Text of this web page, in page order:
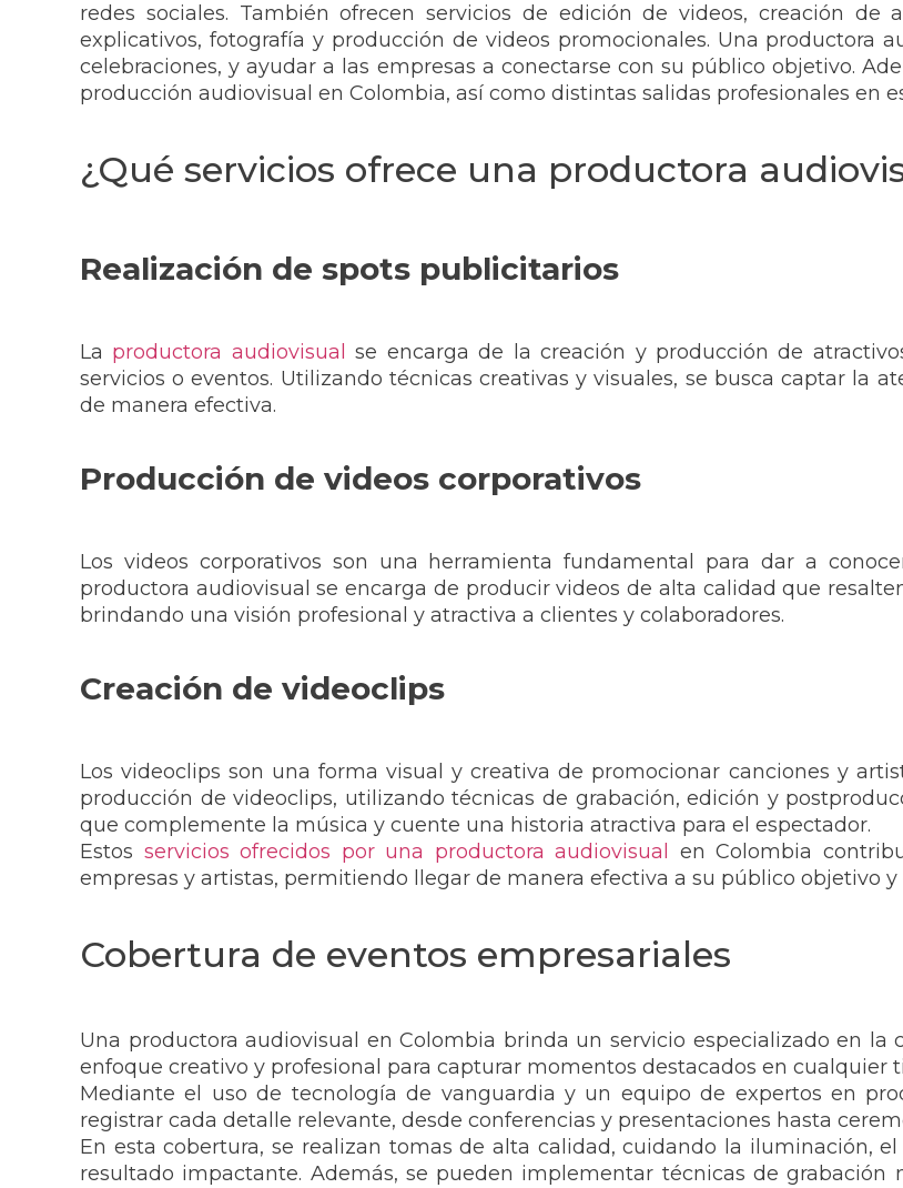
redes sociales. También ofrecen servicios de edición de videos, creación de
explicativos, fotografía y producción de videos promocionales. Una productora
celebraciones, y ayudar a las empresas a conectarse con su público objetivo.
producción audiovisual en Colombia, así como distintas salidas profesionales en
¿Qué servicios ofrece una productora
Realización de spots publicitarios
La productora audiovisual
se encarga de la creación y producción de
servicios o eventos. Utilizando técnicas creativas y visuales, se busca captar la
de manera efectiva.
Producción de videos corporativos
Los videos corporativos son una herramienta fundamental para dar a
productora audiovisual se encarga de producir videos de alta calidad que
brindando una visión profesional y atractiva a clientes y colaboradores.
Creación de videoclips
Los videoclips son una forma visual y creativa de promocionar canciones y
producción de videoclips, utilizando técnicas de grabación, edición y
que complemente la música y cuente una historia atractiva para el espectador.
Estos servicios ofrecidos por una productora audiovisual
en Colombia
empresas y artistas, permitiendo llegar de manera efectiva a su público objetivo
Cobertura de eventos empresariales
Una productora audiovisual en Colombia brinda un servicio especializado en la
enfoque creativo y profesional para capturar momentos destacados en cualquier
Mediante el uso de tecnología de vanguardia y un equipo de expertos en
registrar cada detalle relevante, desde conferencias y presentaciones hasta
En esta cobertura, se realizan tomas de alta calidad, cuidando la iluminación,
resultado impactante. Además, se pueden implementar técnicas de